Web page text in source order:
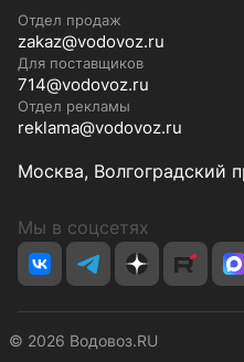
Отдел продаж
zakaz@vodovoz.ru
Для поставщиков
714@vodovoz.ru
Отдел рекламы
reklama@vodovoz.ru
Москва, Волгоградский
Мы в соцсетях
© 2026 Водовоз.RU